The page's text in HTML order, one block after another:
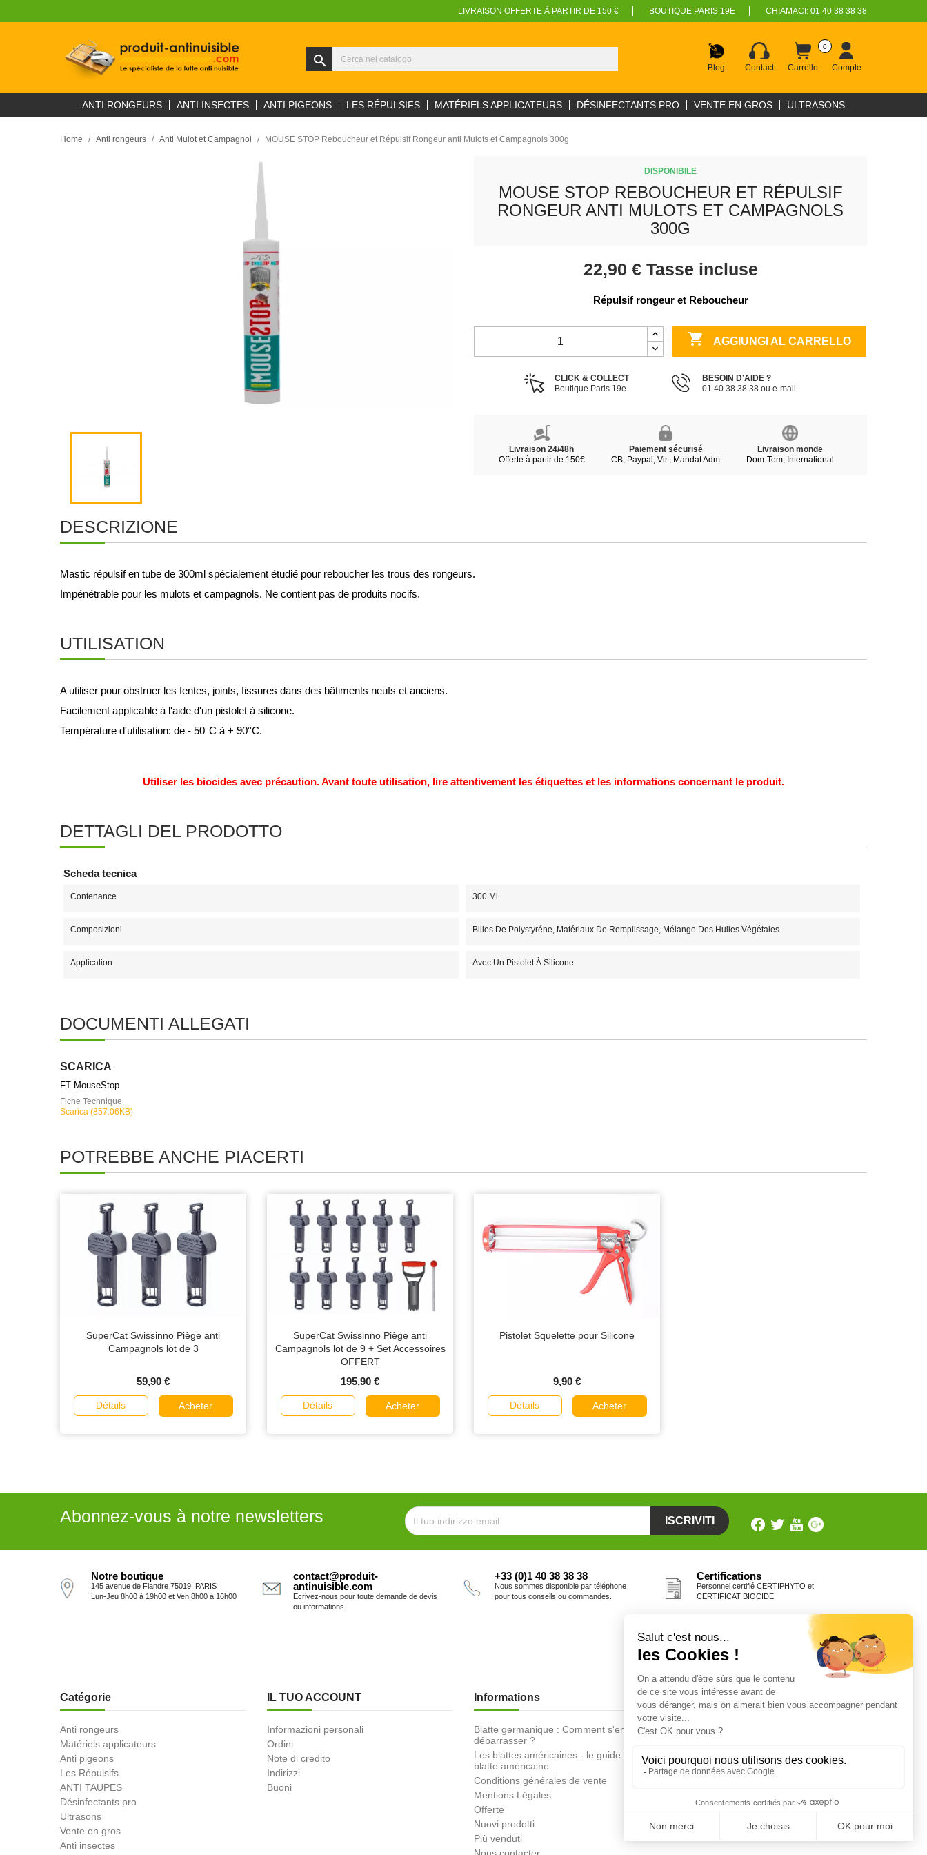
LIVRAISON OFFERTE À PARTIR DE 150 € BOUTIQUE PARIS 19E CHIAMACI: 01 40 38 38 38
search Blog Contact Carrello
0
Compte
ANTI RONGEURS ANTI INSECTES ANTI PIGEONS LES RÉPULSIFS MATÉRIELS APPLICATEURS DÉSINFECTANTS PRO VENTE EN GROS ULTRASONS
Home Anti rongeurs Anti Mulot et Campagnol MOUSE STOP Reboucheur et Répulsif Rongeur anti Mulots et Campagnols 300g
DISPONIBILE
MOUSE STOP REBOUCHEUR ET RÉPULSIF
RONGEUR ANTI MULOTS ET CAMPAGNOLS
300G
22,90 € Tasse incluse
Répulsif rongeur et Reboucheur
 AGGIUNGI AL CARRELLO
CLICK & COLLECT
Boutique Paris 19e
BESOIN D’AIDE ?
01 40 38 38 38 ou e-mail
Livraison 24/48h
Offerte à partir de 150€
Paiement sécurisé
CB, Paypal, Vir., Mandat Adm
Livraison monde
Dom-Tom, International
DESCRIZIONE
Mastic répulsif en tube de 300ml spécialement étudié pour reboucher les trous des rongeurs.
Impénétrable pour les mulots et campagnols. Ne contient pas de produits nocifs.
UTILISATION
A utiliser pour obstruer les fentes, joints, fissures dans des bâtiments neufs et anciens.
Facilement applicable à l'aide d'un pistolet à silicone.
Température d'utilisation: de - 50°C à + 90°C.
Utiliser les biocides avec précaution. Avant toute utilisation, lire attentivement les étiquettes et les informations concernant le produit.
DETTAGLI DEL PRODOTTO
Scheda tecnica
Contenance 300 Ml
Composizioni Billes De Polystyréne, Matériaux De Remplissage, Mélange Des Huiles Végétales
Application Avec Un Pistolet À Silicone
DOCUMENTI ALLEGATI
SCARICA
FT MouseStop
Fiche Technique
Scarica (857.06KB)
POTREBBE ANCHE PIACERTI
SuperCat Swissinno Piège anti
Campagnols lot de 3
59,90 €
Détails Acheter
SuperCat Swissinno Piège anti
Campagnols lot de 9 + Set Accessoires
OFFERT
195,90 €
Détails Acheter
Pistolet Squelette pour Silicone
9,90 €
Détails Acheter
Abonnez-vous à notre newsletters
Notre boutique
145 avenue de Flandre 75019, PARIS
Lun-Jeu 8h00 à 19h00 et Ven 8h00 à 16h00
contact@produit-
antinuisible.com
Ecrivez-nous pour toute demande de devis
ou informations.
+33 (0)1 40 38 38 38
Nous sommes disponible par téléphone
pour tous conseils ou commandes.
Certifications
Personnel certifié CERTIPHYTO et
CERTIFICAT BIOCIDE
Catégorie
Anti rongeurs
Matériels applicateurs
Anti pigeons
Les Répulsifs
ANTI TAUPES
Désinfectants pro
Ultrasons
Vente en gros
Anti insectes
IL TUO ACCOUNT
Informazioni personali
Ordini
Note di credito
Indirizzi
Buoni
Informations
Blatte germanique : Comment s'en
débarrasser ?
Les blattes américaines - le guide de la
blatte américaine
Conditions générales de vente
Mentions Légales
Offerte
Nuovi prodotti
Più venduti
Fiches conseils
Insecte